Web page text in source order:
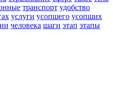
транспорт удобство
услуги усопшего усопших
человека шаги этап этапы